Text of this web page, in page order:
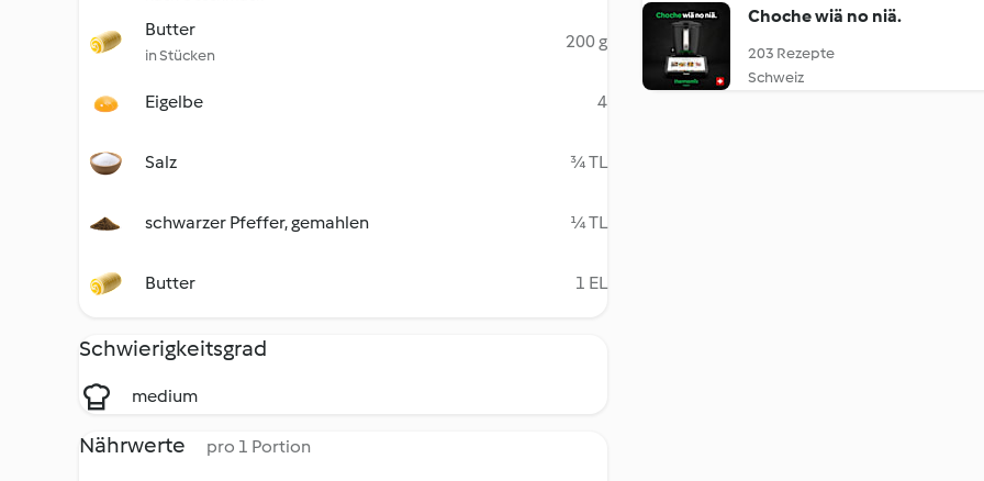
Butter
in Stücken
200 g
Eigelbe 4
Salz ¾ TL
schwarzer Pfeffer, gemahlen ¼ TL
Butter 1 EL
Schwierigkeitsgrad
medium
Nährwerte pro 1 Portion
Choche wiä no niä.
203 Rezepte
Schweiz